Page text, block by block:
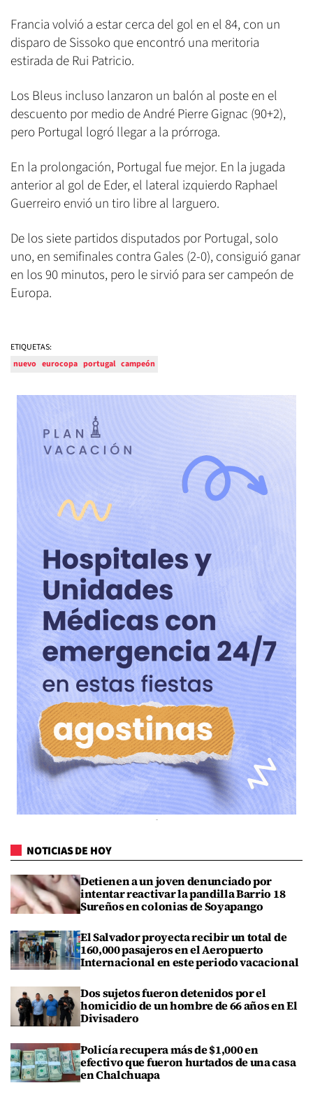
Francia volvió a estar cerca del gol en el 84, con un
disparo de Sissoko que encontró una meritoria
estirada de Rui Patricio.
Los Bleus incluso lanzaron un balón al poste en el
descuento por medio de André Pierre Gignac (90+2),
pero Portugal logró llegar a la prórroga.
En la prolongación, Portugal fue mejor. En la jugada
anterior al gol de Eder, el lateral izquierdo Raphael
Guerreiro envió un tiro libre al larguero.
De los siete partidos disputados por Portugal, solo
uno, en semifinales contra Gales (2-0), consiguió ganar
en los 90 minutos, pero le sirvió para ser campeón de
Europa.
ETIQUETAS:
nuevo eurocopa portugal campeón
NOTICIAS DE HOY
Detienen a un joven denunciado por
intentar reactivar la pandilla Barrio 18
Sureños en colonias de Soyapango
El Salvador proyecta recibir un total de
160,000 pasajeros en el Aeropuerto
Internacional en este periodo vacacional
Dos sujetos fueron detenidos por el
homicidio de un hombre de 66 años en El
Divisadero
Policía recupera más de $1,000 en
efectivo que fueron hurtados de una casa
en Chalchuapa